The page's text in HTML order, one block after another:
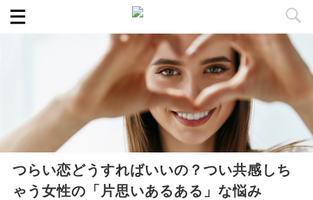
つらい恋どうすればいいの？つい共感しち
ゃう女性の「片思いあるある」な悩み